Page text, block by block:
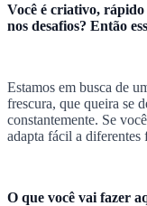
Você é criativo, rápido
nos desafios? Então
Estamos em busca de
frescura, que queira se
constantemente. Se
adapta fácil a diferentes
O que você vai fazer